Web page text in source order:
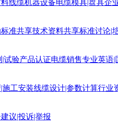
线缆机器设备电缆模具|盘具企
标准共享技术资料共享标准讨论|
|试验产品认证电缆销售专业英语|
施工安装线缆设计|参数计算行业
建议|投诉|举报